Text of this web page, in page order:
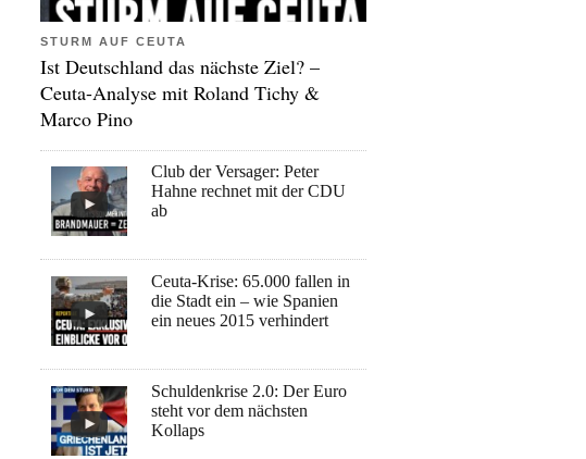
STURM AUF CEUTA
Ist Deutschland das nächste Ziel? –
Ceuta-Analyse mit Roland Tichy &
Marco Pino
Club der Versager: Peter
Hahne rechnet mit der CDU
ab
Ceuta-Krise: 65.000 fallen in
die Stadt ein – wie Spanien
ein neues 2015 verhindert
Schuldenkrise 2.0: Der Euro
steht vor dem nächsten
Kollaps